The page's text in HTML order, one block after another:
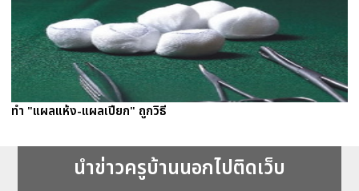
ทำ "แผลแห้ง-แผลเปียก" ถูกวิธี
นำข่าวครูบ้านนอกไปติดเว็บ